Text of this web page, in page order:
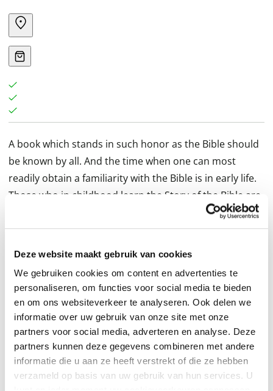
Deze website maakt gebruik van cookies
We gebruiken cookies om content en advertenties te
personaliseren, om functies voor social media te bieden
en om ons websiteverkeer te analyseren. Ook delen we
informatie over uw gebruik van onze site met onze
partners voor social media, adverteren en analyse. Deze
partners kunnen deze gegevens combineren met andere
informatie die u aan ze heeft verstrekt of die ze hebben
verzameld op basis van uw gebruik van hun services. U
A book which stands in such honor as the Bible should
be known by all. And the time when one can most
readily obtain a familiarity with the Bible is in early life.
Those who in childhood learn the Story of the Bible are
fortunate, for they will never forget it. In this
unabridged and unedited edition you will find all the
itself, while together combining to form a continuous
narrative. With 168 stories from both the Old
Testament and the New Testament, there is ample
material for a full year of reading. Since the book is
designed to lead the young reader to the Bible itself,
and not away from it, the language of the Bible, or a
language somewhat like that of the Bible, has been
employed. The Bible stories are made plain with